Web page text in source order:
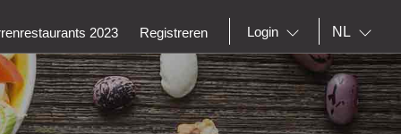
2023 Registreren Login NL